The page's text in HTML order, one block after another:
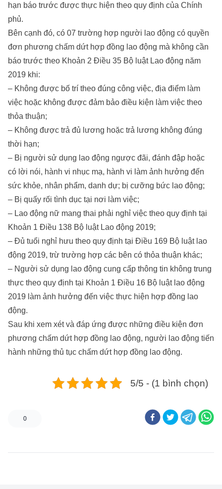
hạn báo trước được thực hiện theo quy định của Chính
phủ.
Bên cạnh đó, có 07 trường hợp người lao động có quyền
đơn phương chấm dứt hợp đồng lao động mà không cần
báo trước theo Khoản 2 Điều 35 Bộ luật Lao động năm
2019 khi:
– Không được bố trí theo đúng công việc, địa điểm làm
việc hoặc không được đảm bảo điều kiện làm việc theo
thỏa thuận;
– Không được trả đủ lương hoặc trả lương không đúng
thời hạn;
– Bị người sử dụng lao động ngược đãi, đánh đập hoặc
có lời nói, hành vi nhục mạ, hành vi làm ảnh hưởng đến
sức khỏe, nhân phẩm, danh dự; bị cưỡng bức lao động;
– Bị quấy rối tình dục tại nơi làm việc;
– Lao động nữ mang thai phải nghỉ việc theo quy định tại
Khoản 1 Điều 138 Bộ luật Lao động 2019;
– Đủ tuổi nghỉ hưu theo quy định tại Điều 169 Bộ luật lao
động 2019, trừ trường hợp các bên có thỏa thuận khác;
– Người sử dụng lao động cung cấp thông tin không trung
thực theo quy định tại Khoản 1 Điều 16 Bộ luật lao động
2019 làm ảnh hưởng đến việc thực hiện hợp đồng lao
động.
Sau khi xem xét và đáp ứng được những điều kiện đơn
phương chấm dứt hợp đồng lao động, người lao động tiến
hành những thủ tục chấm dứt hợp đồng lao động.
5/5 - (1 bình chọn)
0